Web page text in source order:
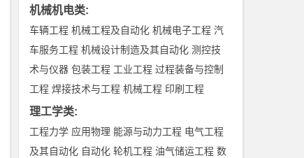
机械机电类:
车辆工程 机械工程及自动化 机械电子工程 汽
车服务工程 机械设计制造及其自动化 测控技
术与仪器 包装工程 工业工程 过程装备与控制
工程 焊接技术与工程 机械工程 印刷工程
理工学类:
工程力学 应用物理 能源与动力工程 电气工程
及其自动化 自动化 轮机工程 油气储运工程 数